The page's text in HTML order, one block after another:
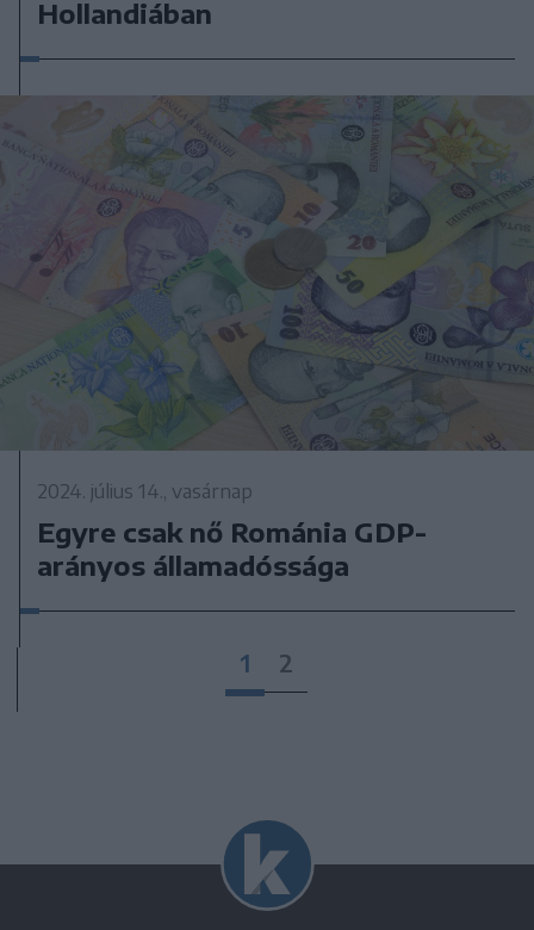
Hollandiában
2024. július 14., vasárnap
Egyre csak nő Románia GDP-
arányos államadóssága
1 2